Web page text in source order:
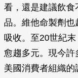
看，還是建議飲
品。維他命製劑
吸收。至20世紀
愈趨多元。現今許
美國消費者組織